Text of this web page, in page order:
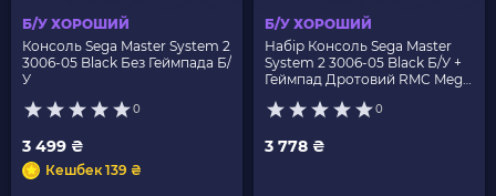
Б/У ХОРОШИЙ
Консоль Sega Master System 2
3006-05 Black Без Геймпада Б/
У
0
3 499 ₴
Кешбек 139 ₴
Б/У ХОРОШИЙ
Набір Консоль Sega Master
System 2 3006-05 Black Б/У +
Геймпад Дротовий RMC Mega
0
3 778 ₴